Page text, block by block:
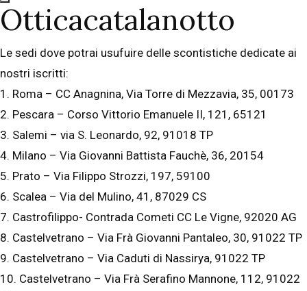
Otticacatalanotto
Le sedi dove potrai usufuire delle scontistiche dedicate ai
nostri iscritti:
1. Roma – CC Anagnina, Via Torre di Mezzavia, 35, 00173
2. Pescara – Corso Vittorio Emanuele II, 121, 65121
3. Salemi – via S. Leonardo, 92, 91018 TP
4. Milano – Via Giovanni Battista Fauchè, 36, 20154
5. Prato – Via Filippo Strozzi, 197, 59100
6. Scalea – Via del Mulino, 41, 87029 CS
7. Castrofilippo- Contrada Cometi CC Le Vigne, 92020 AG
8. Castelvetrano – Via Frà Giovanni Pantaleo, 30, 91022 TP
9. Castelvetrano – Via Caduti di Nassirya, 91022 TP
10. Castelvetrano – Via Frà Serafino Mannone, 112, 91022